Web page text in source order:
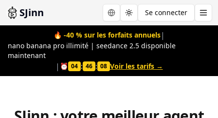
SJinn Toggle theme
Se connecter
🔥 -40 % sur les forfaits annuels|
nano banana pro illimité | seedance 2.5 disponible
maintenant
| ⏰ 04 : 46 : 07 Voir les tarifs →